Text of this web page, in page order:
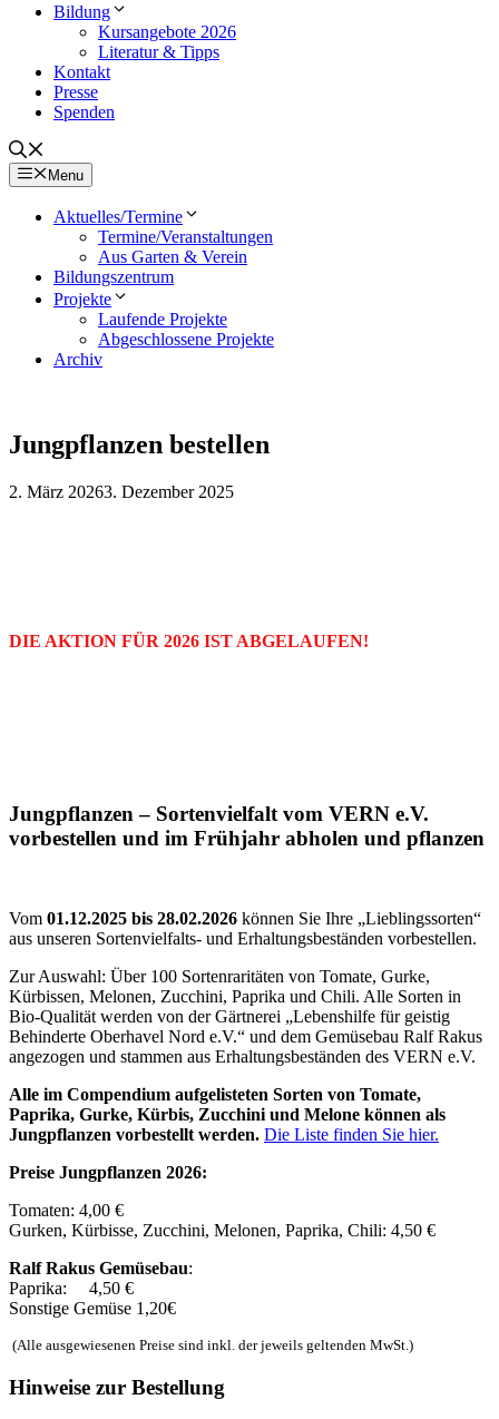
Bildung
Kursangebote 2026
Literatur & Tipps
Kontakt
Presse
Spenden
Menu
Aktuelles/Termine
Termine/Veranstaltungen
Aus Garten & Verein
Bildungszentrum
Projekte
Laufende Projekte
Abgeschlossene Projekte
Archiv
Jungpflanzen bestellen
2. März 20263. Dezember 2025
DIE AKTION FÜR 2026 IST ABGELAUFEN!
Jungpflanzen – Sortenvielfalt vom VERN e.V.
vorbestellen und im Frühjahr abholen und pflanzen
Vom 01.12.2025 bis 28.02.2026 können Sie Ihre „Lieblingssorten“
aus unseren Sortenvielfalts- und Erhaltungsbeständen vorbestellen.
Zur Auswahl: Über 100 Sortenraritäten von Tomate, Gurke,
Kürbissen, Melonen, Zucchini, Paprika und Chili. Alle Sorten in
Bio-Qualität werden von der Gärtnerei „Lebenshilfe für geistig
Behinderte Oberhavel Nord e.V.“ und dem Gemüsebau Ralf Rakus
angezogen und stammen aus Erhaltungsbeständen des VERN e.V.
Alle im Compendium aufgelisteten Sorten von Tomate,
Paprika, Gurke, Kürbis, Zucchini und Melone können als
Jungpflanzen vorbestellt werden. Die Liste finden Sie hier.
Preise Jungpflanzen 2026:
Tomaten: 4,00 €
Gurken, Kürbisse, Zucchini, Melonen, Paprika, Chili: 4,50 €
Ralf Rakus Gemüsebau:
Paprika: 4,50 €
Sonstige Gemüse 1,20€
(Alle ausgewiesenen Preise sind inkl. der jeweils geltenden MwSt.)
Hinweise zur Bestellung